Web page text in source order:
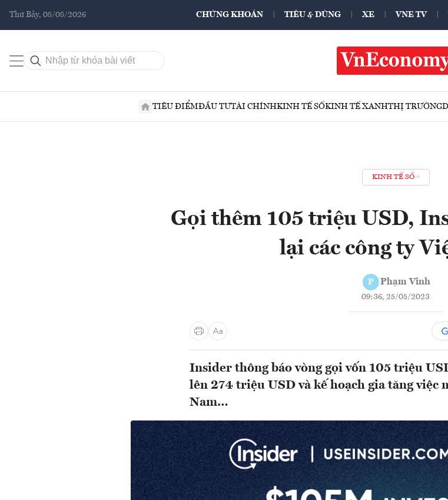
Thứ Bảy, 08/08/2026 CHỨNG KHOÁN TIÊU & DÙNG XE VNE TV
TIÊU ĐIỂMĐẦU TƯTÀI CHÍNHKINH TẾ SỐKINH TẾ XANHTHỊ TRƯỜNG
KINH TẾ SỐ
Gọi thêm 105 triệu USD,
lại các công ty
P Phạm Vinh
09:36, 25/05/2023
Insider thông báo vòng gọi vốn 105 triệu
lên 274 triệu USD và kế hoạch gia tăng việc
Nam…